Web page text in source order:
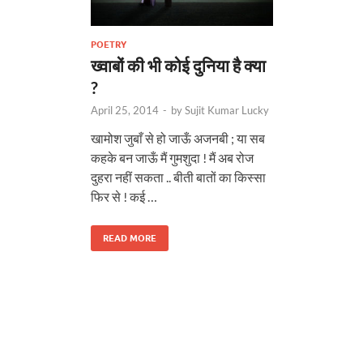
POETRY
ख्वाबों की भी कोई दुनिया है क्या
?
April 25, 2014 - bySujit Kumar Lucky
खामोश जुबाँ से हो जाऊँ अजनबी ; या सब
कहके बन जाऊँ मैं गुमशुदा ! मैं अब रोज
दुहरा नहीं सकता .. बीती बातों का किस्सा
फिर से ! कई …
READ MORE